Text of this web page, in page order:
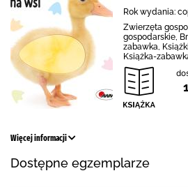
Rok wydania:
Zwierzęta
gospodarskie,
zabawka,
Książka-
Więcej informacji
Dostępne egzemplarze